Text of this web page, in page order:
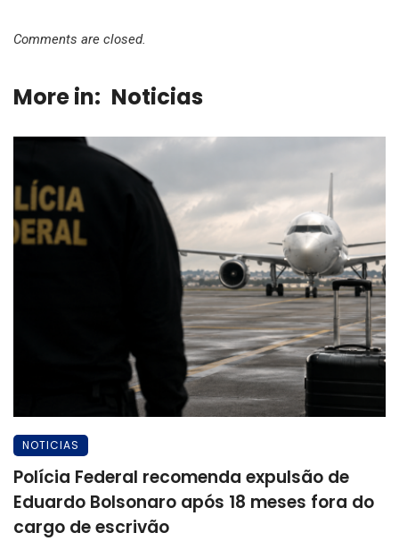
Comments are closed.
More in: Noticias
NOTICIAS
Polícia Federal recomenda expulsão de
Eduardo Bolsonaro após 18 meses fora do
cargo de escrivão